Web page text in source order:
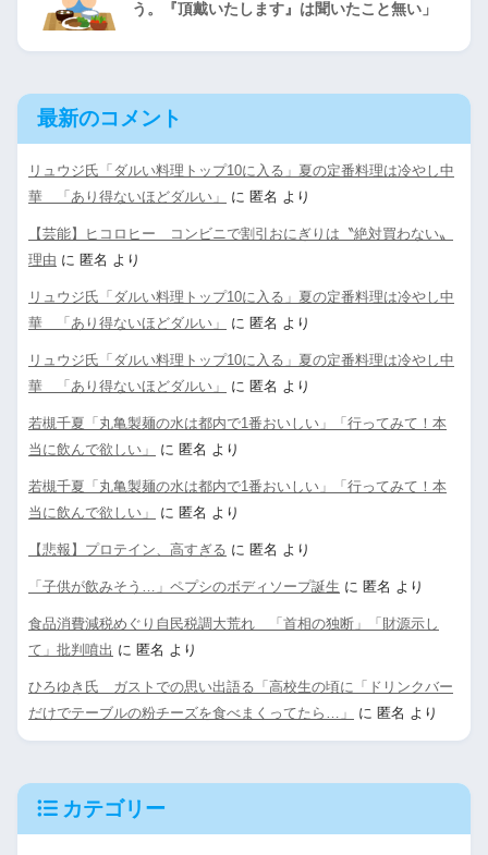
う。『頂戴いたします』は聞いたこと無い」
最新のコメント
リュウジ氏「ダルい料理トップ10に入る」夏の定番料理は冷やし中
華 「あり得ないほどダルい」
に 匿名 より
【芸能】ヒコロヒー コンビニで割引おにぎりは〝絶対買わない〟
理由 に 匿名 より
リュウジ氏「ダルい料理トップ10に入る」夏の定番料理は冷やし中
華 「あり得ないほどダルい」
に 匿名 より
リュウジ氏「ダルい料理トップ10に入る」夏の定番料理は冷やし中
華 「あり得ないほどダルい」
に 匿名 より
若槻千夏「丸亀製麺の水は都内で1番おいしい」「行ってみて！本
当に飲んで欲しい」
に 匿名 より
若槻千夏「丸亀製麺の水は都内で1番おいしい」「行ってみて！本
当に飲んで欲しい」
に 匿名 より
【悲報】プロテイン、高すぎる に 匿名 より
「子供が飲みそう…」ペプシのボディソープ誕生 に 匿名 より
食品消費減税めぐり自民税調大荒れ 「首相の独断」「財源示し
て」批判噴出 に 匿名 より
ひろゆき氏 ガストでの思い出語る「高校生の頃に「ドリンクバー
だけでテーブルの粉チーズを食べまくってたら…」
に 匿名 より
カテゴリー